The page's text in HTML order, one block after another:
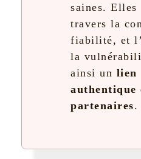
saines. Elles
travers la
fiabilité, et
la
ainsi un lien
authentique
partenaires.